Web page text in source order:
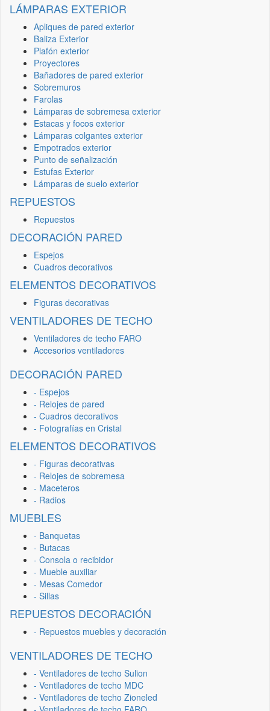
LÁMPARAS EXTERIOR
Apliques de pared exterior
Baliza Exterior
Plafón exterior
Proyectores
Bañadores de pared exterior
Sobremuros
Farolas
Lámparas de sobremesa exterior
Estacas y focos exterior
Lámparas colgantes exterior
Empotrados exterior
Punto de señalización
Estufas Exterior
Lámparas de suelo exterior
REPUESTOS
Repuestos
DECORACIÓN PARED
Espejos
Cuadros decorativos
ELEMENTOS DECORATIVOS
Figuras decorativas
VENTILADORES DE TECHO
Ventiladores de techo FARO
Accesorios ventiladores
DECORACIÓN PARED
- Espejos
- Relojes de pared
- Cuadros decorativos
- Fotografías en Cristal
ELEMENTOS DECORATIVOS
- Figuras decorativas
- Relojes de sobremesa
- Maceteros
- Radios
MUEBLES
- Banquetas
- Butacas
- Consola o recibidor
- Mueble auxiliar
- Mesas Comedor
- Sillas
REPUESTOS DECORACIÓN
- Repuestos muebles y decoración
VENTILADORES DE TECHO
- Ventiladores de techo Sulion
- Ventiladores de techo MDC
- Ventiladores de techo Zioneled